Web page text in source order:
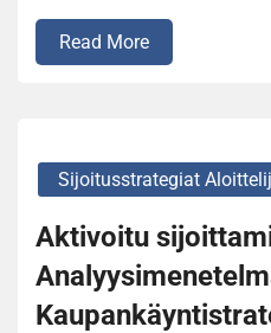
Read More
Sijoitusstrategiat
Aktivoitu